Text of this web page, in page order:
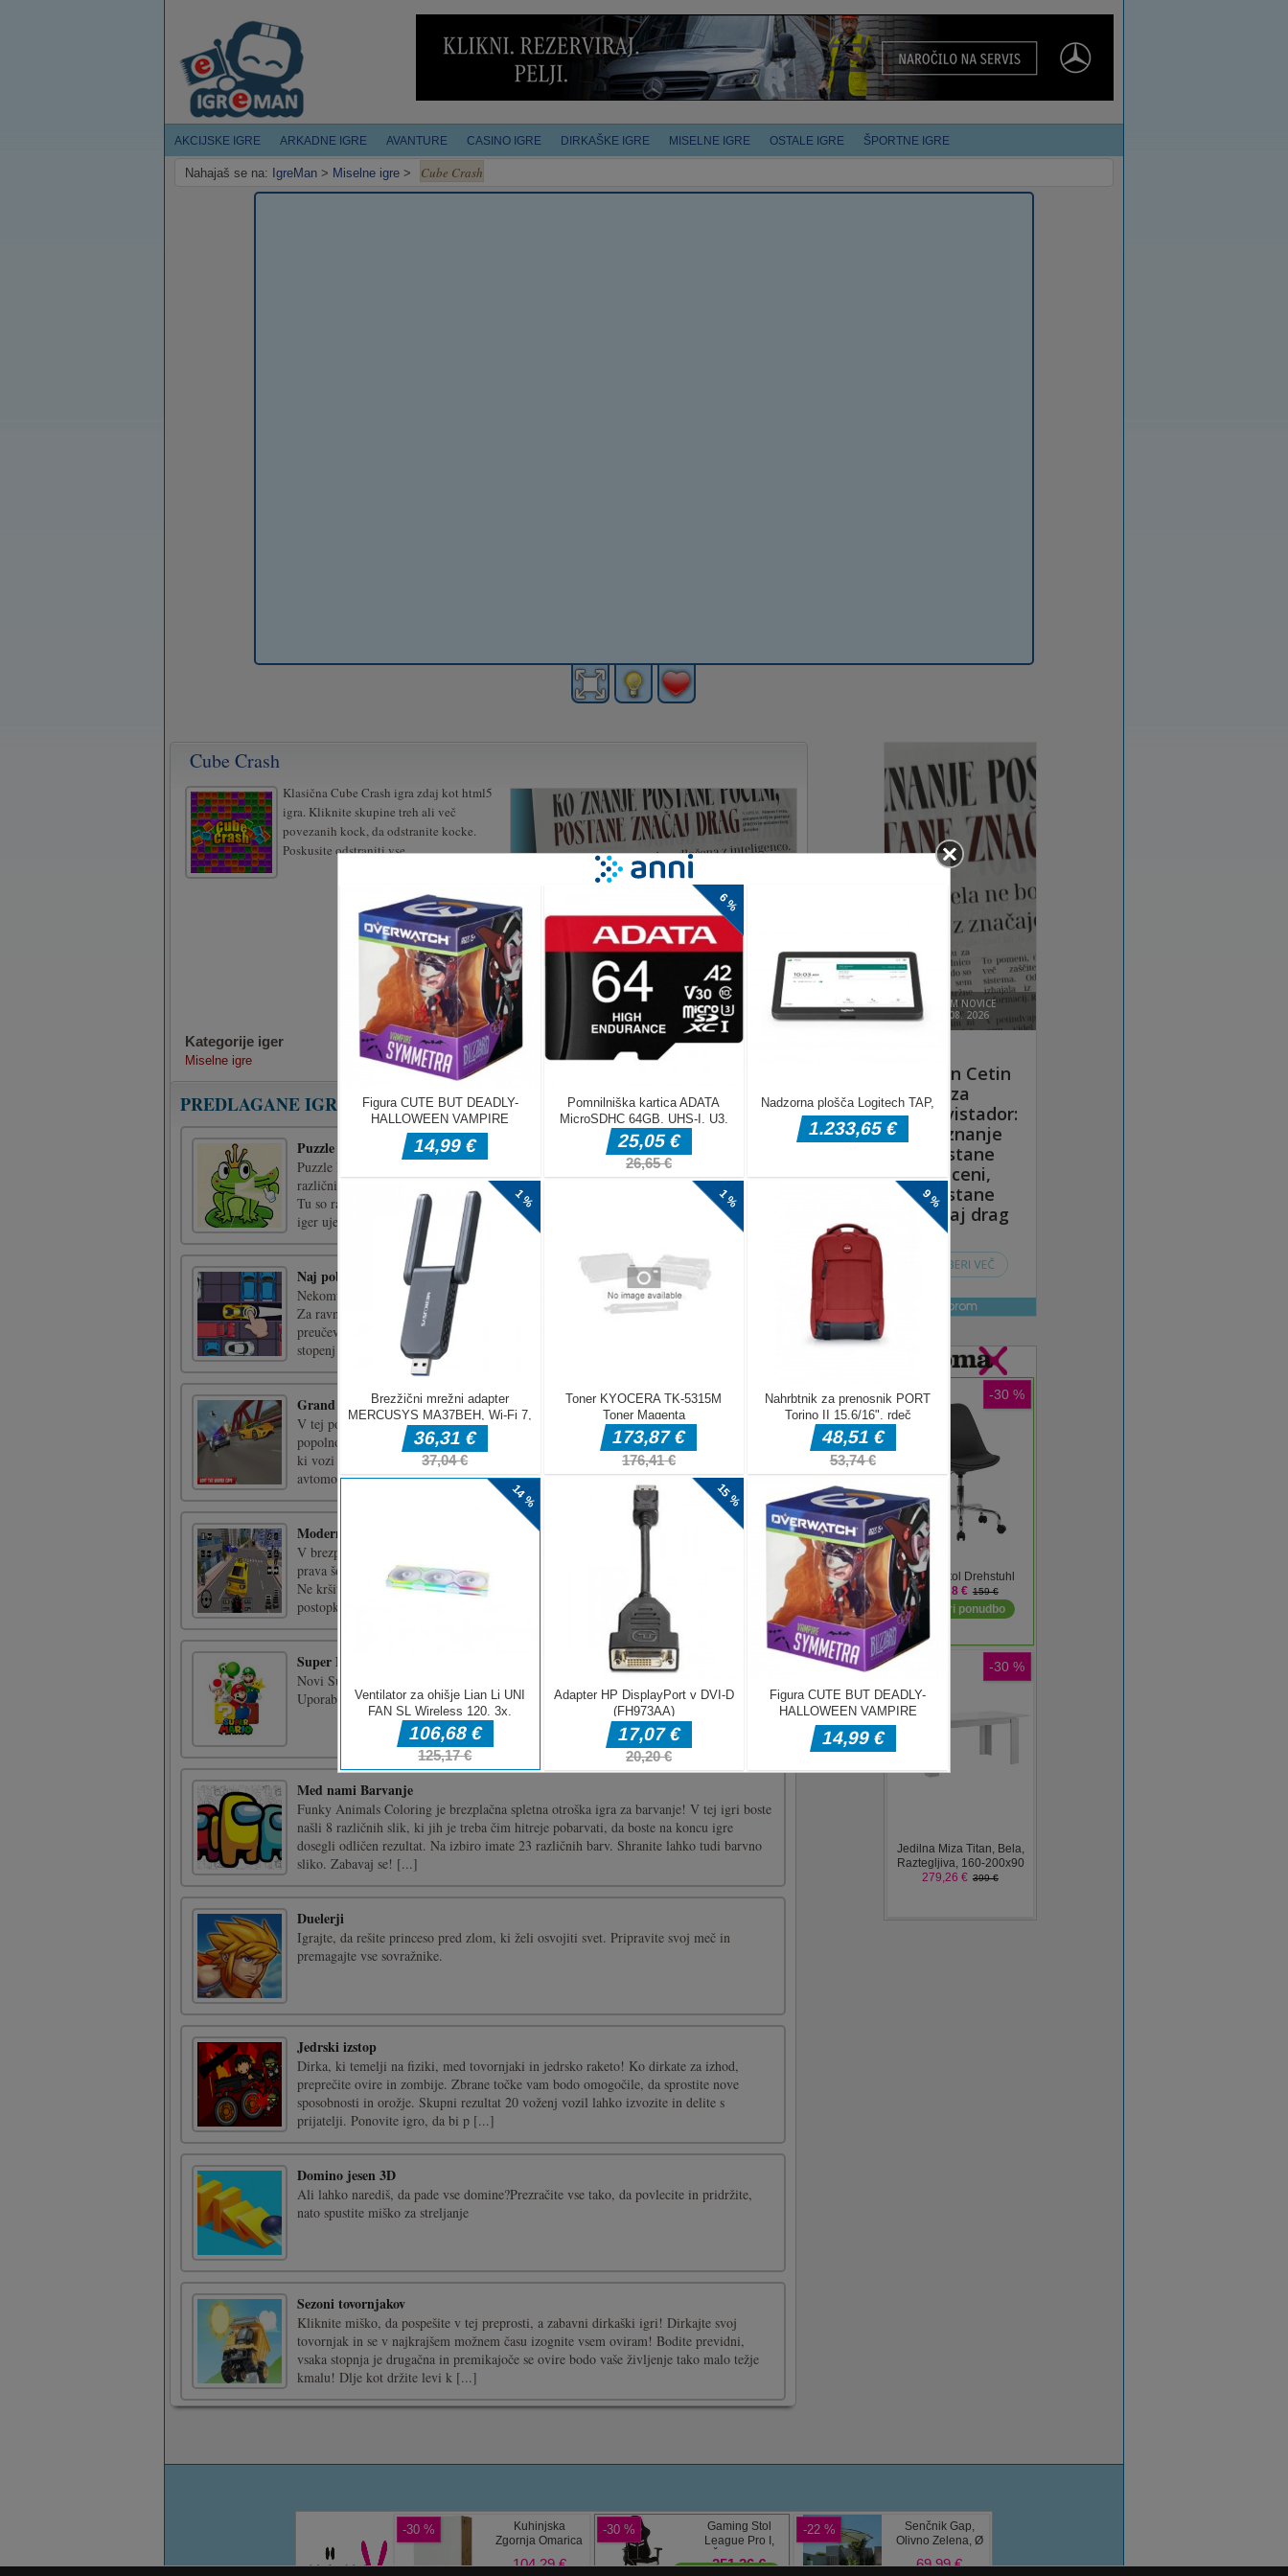
AKCIJSKE IGRE ARKADNE IGRE AVANTURE CASINO IGRE DIRKAŠKE IGRE MISELNE IGRE OSTALE IGRE ŠPORTNE IGRE
Nahajaš se na: IgreMan > Miselne igre > Cube Crash
Cube Crash
Klasična Cube Crash igra zdaj kot html5
igra. Kliknite skupine treh ali več
povezanih kock, da odstranite kocke.
Poskusite odstraniti vse.
Kategorije iger
Miselne igre
PREDLAGANE IGRE
Puzzle Box – Brain Fun
Puzzle Box - Brain Fun je možganska igra, ki vsebuje več načinov. Soočili se boste z
različnimi intelektualnimi izzivi, da boste razgibali svoje možgane in izboljšali svoj IQ!
Tu so različne priljubljene uganke, kot so igre iskanja, presaditve las, sestavljanke in
iger ujemanja. [...]
Naj pobegne
Nekomu je v napoto avto! V naglici! Mi lahko pomagate premakniti avto s parkirišča?
Za ravni so nekatere preproste poteze, druge pa zahtevajo uporabo možganov in
preučevanje korakov. Napačni koraki se lahko začnejo znova! Klasične uganke. Koliko
stopenj lahko opravite?Potisnite z [...]
Grand Police Car Chase Drive Racing 2020
V tej policijski zasledovalni igri ali policijski avtomobilski gonji 2020 je okolje
popolnoma 3D kot prave policijske igre. Več glasbe v ozadju z mestnim avtomobilom,
ki vozi po prometnih cestah v tem simulatorju vožnje policijskega
avtomobila.Simulirajte avto s puščičnimi tipkam [...]
Modern City Taxi Car Simulator
V brezplačni simulatorju taksijev parkirajte avto na zelo natančen način. Da, tako kot
prava šola vožnje, tudi v velikem simulatorju taksije ne puščajte bencinskih servisov.
Ne kršite pravil v profesionalnem simulatorju vožnje z ročnim menjalnikom in v
postopku izgubite vozniško [...]
Super Mario Run 2021
Novi Super Mario 2021 je zdaj na voljoUporabite puščice za premikanje in skok
Uporabite X in W za strel
Med nami Barvanje
Funky Animals Coloring je brezplačna spletna otroška igra za barvanje! V tej igri boste
našli 8 različnih slik, ki jih je treba čim hitreje pobarvati, da boste na koncu igre
dosegli odličen rezultat. Na izbiro imate 23 različnih barv. Shranite lahko tudi barvno
sliko. Zabavaj se! [...]
Duelerji
Igrajte, da rešite princeso pred zlom, ki želi osvojiti svet. Pripravite svoj meč in
premagajte vse sovražnike.
Jedrski izstop
Dirka, ki temelji na fiziki, med tovornjaki in jedrsko raketo! Ko dirkate za izhod,
preprečite ovire in zombije. Zbrane točke vam bodo omogočile, da sprostite nove
sposobnosti in orožje. Skupni rezultat 20 voženj vozil lahko izvozite in delite s
prijatelji. Ponovite igro, da bi p [...]
Domino jesen 3D
Ali lahko narediš, da pade vse domine?Prezračite vse tako, da povlecite in pridržite,
nato spustite miško za streljanje
Sezoni tovornjakov
Kliknite miško, da pospešite v tej preprosti, a zabavni dirkaški igri! Dirkajte svoj
tovornjak in se v najkrajšem možnem času izognite vsem oviram! Bodite previdni,
vsaka stopnja je drugačna in premikajoče se ovire bodo vaše življenje tako malo težje
kmalu! Dlje kot držite levi k [...]